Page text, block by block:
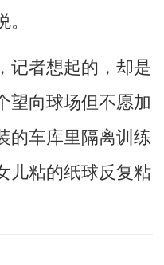
者想起的，却是
向球场但不愿加
的车库里隔离训练
儿粘的纸球反复粘